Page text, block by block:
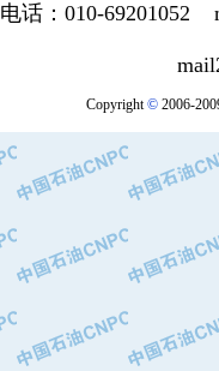
电话：010-69201052
Copyright©2006-